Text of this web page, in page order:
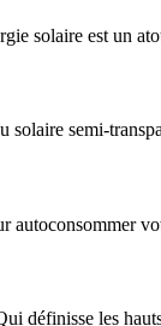
solaire est un
semi-
autoconsommer
définisse les